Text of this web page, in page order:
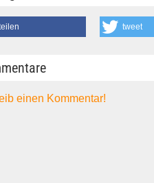
tweet
einen Kommentar!